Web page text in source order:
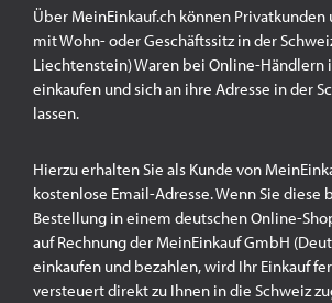
Über MeinEinkauf.ch können
mit Wohn- oder Geschäftssitz in der
Liechtenstein) Waren bei Online-Händlern
einkaufen und sich an ihre Adresse in der
lassen.
Hierzu erhalten Sie als Kunde von
kostenlose Email-Adresse. Wenn Sie diese
Bestellung in einem deutschen Online-
auf Rechnung der MeinEinkauf GmbH
einkaufen und bezahlen, wird Ihr Einkauf
versteuert direkt zu Ihnen in die Schweiz